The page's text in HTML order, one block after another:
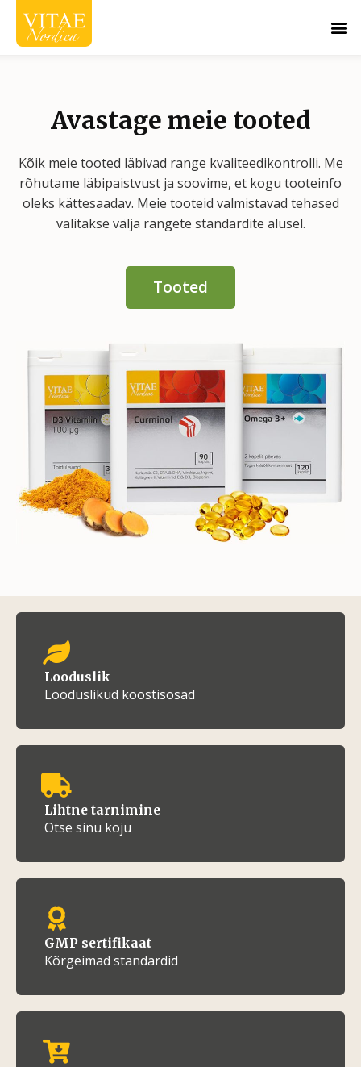
Skip
content
Avastage meie tooted
Kõik meie tooted läbivad range kvaliteedikontrolli. Me
rõhutame läbipaistvust ja soovime, et kogu tooteinfo
oleks kättesaadav. Meie tooteid valmistavad tehased
valitakse välja rangete standardite alusel.
Tooted
Looduslik
Looduslikud koostisosad
Lihtne tarnimine
Otse sinu koju
GMP sertifikaat
Kõrgeimad standardid